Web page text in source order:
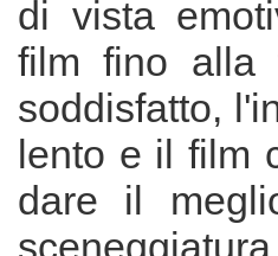
di vista
film fino alla
soddisfatto,
lento e il film
dare il